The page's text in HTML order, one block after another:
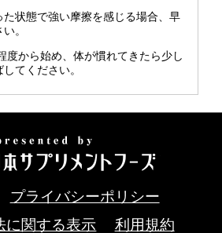
た状態で強い摩擦を感じる場合、早
。
度から始め、体が慣れてきたら少し
てください。
プライバシーポリシー
に関する表示
利用規約